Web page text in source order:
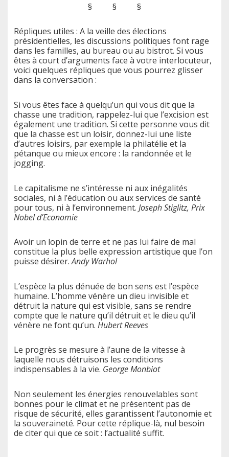
§ § §
Répliques utiles : A la veille des élections
présidentielles, les discussions politiques font rage
dans les familles, au bureau ou au bistrot. Si vous
êtes à court d’arguments face à votre interlocuteur,
voici quelques répliques que vous pourrez glisser
dans la conversation :
Si vous êtes face à quelqu’un qui vous dit que la
chasse une tradition, rappelez-lui que l’excision est
également une tradition. Si cette personne vous dit
que la chasse est un loisir, donnez-lui une liste
d’autres loisirs, par exemple la philatélie et la
pétanque ou mieux encore : la randonnée et le
jogging.
Le capitalisme ne s’intéresse ni aux inégalités
sociales, ni à l’éducation ou aux services de santé
pour tous, ni à l’environnement. Joseph Stiglitz, Prix
Nobel d’Economie
Avoir un lopin de terre et ne pas lui faire de mal
constitue la plus belle expression artistique que l’on
puisse désirer.Andy Warhol
L’espèce la plus dénuée de bon sens est l’espèce
humaine. L’homme vénère un dieu invisible et
détruit la nature qui est visible, sans se rendre
compte que le nature qu’il détruit et le dieu qu’il
vénère ne font qu’un. Hubert Reeves
Le progrès se mesure à l’aune de la vitesse à
laquelle nous détruisons les conditions
indispensables à la vie. George Monbiot
Non seulement les énergies renouvelables sont
bonnes pour le climat et ne présentent pas de
risque de sécurité, elles garantissent l’autonomie et
la souveraineté. Pour cette réplique-là, nul besoin
de citer qui que ce soit : l’actualité suffit.